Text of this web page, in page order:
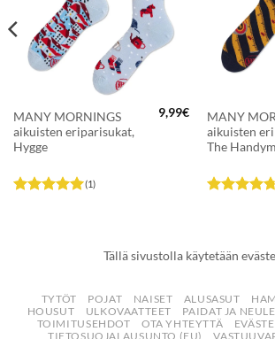
MANY MORNINGS
aikuisten eriparisukat,
Hygge
(1)
9,99€
MANY
aikuisten
The
Tällä sivustolla käytetään
TYTÖT POJAT NAISET ALUSASUT
HOUSUT
ULKOVAATTEET PAIDAT JA
TOIMITUSEHDOT
OTA YHTEYTTÄ
TIETOSUOJALAUSUNTO (EU)